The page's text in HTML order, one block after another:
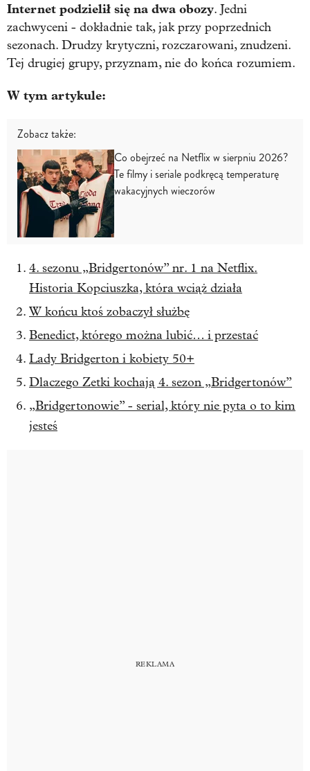
Internet podzielił się na dwa obozy. Jedni
zachwyceni - dokładnie tak, jak przy poprzednich
sezonach. Drudzy krytyczni, rozczarowani, znudzeni.
Tej drugiej grupy, przyznam, nie do końca rozumiem.
W tym artykule:
Zobacz także:
Co obejrzeć na Netflix w sierpniu 2026?
Te filmy i seriale podkręcą temperaturę
wakacyjnych wieczorów
4. sezonu „Bridgertonów” nr. 1 na Netflix.
Historia Kopciuszka, która wciąż działa
W końcu ktoś zobaczył służbę
Benedict, którego można lubić… i przestać
Lady Bridgerton i kobiety 50+
Dlaczego Zetki kochają 4. sezon „Bridgertonów”
„Bridgertonowie” - serial, który nie pyta o to kim
jesteś